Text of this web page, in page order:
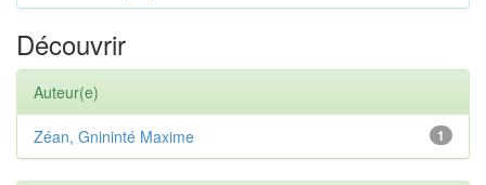
Découvrir
Auteur(e)
1
Zéan, Gnininté Maxime